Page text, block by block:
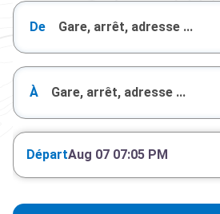
De
À
DépartAug 07 07:05 PM